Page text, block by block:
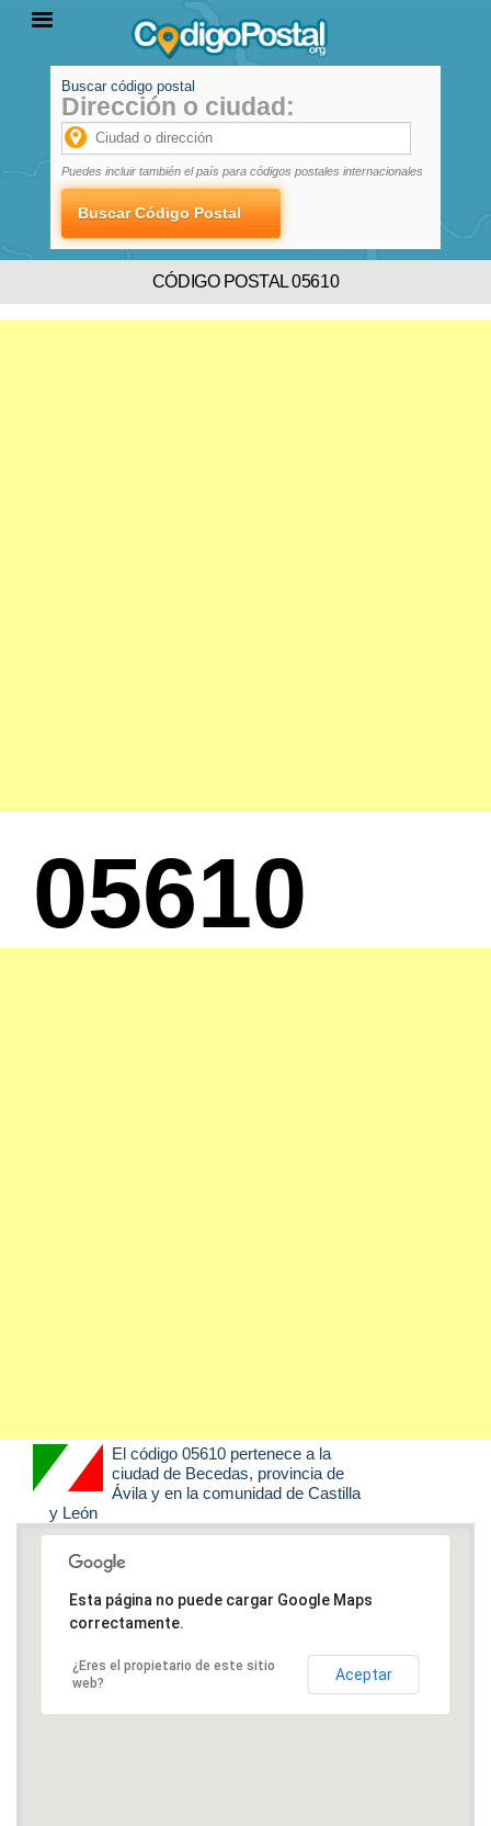
PROVINCIAS
LOCALIDADES
Buscar código postal
Dirección o ciudad:
Puedes incluir también el país para códigos postales internacionales
CÓDIGO POSTAL 05610
05610
El código 05610 pertenece a la
ciudad de Becedas, provincia de
Ávila y en la comunidad de Castilla
y León
Esta página no puede cargar Google Maps
correctamente.
¿Eres el propietario de este sitio
web?
Aceptar